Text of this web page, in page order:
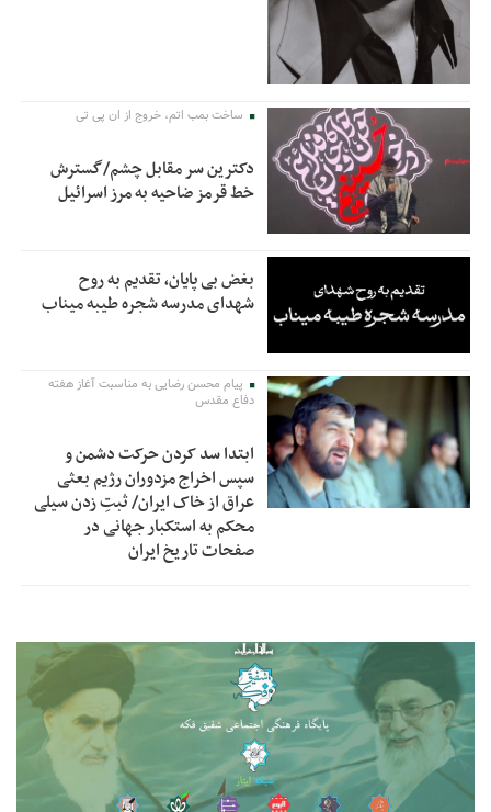
ساخت بمب اتم، خروج از ان پی تی
دکترین سر مقابل چشم/گسترش
خط قرمز ضاحیه به مرز اسرائیل
بغض بی پایان، تقدیم به روح
شهدای مدرسه شجره طیبه میناب
پیام محسن رضایی به مناسبت آغاز هفته
دفاع مقدس
ابتدا سد کردن حرکت دشمن و
سپس اخراج مزدوران رژیم بعثی
عراق از خاک ایران/ ثبتِ زدن سیلی
محکم به استکبار جهانی در
صفحات تاریخ ایران